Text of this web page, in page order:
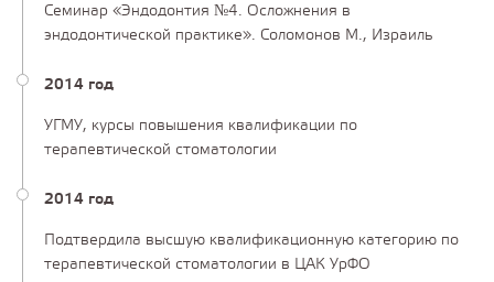
Семинар «Эндодонтия №4. Осложнения в
эндодонтической практике». Соломонов М., Израиль
2014 год
УГМУ, курсы повышения квалификации по
терапевтической стоматологии
2014 год
Подтвердила высшую квалификационную категорию по
терапевтической стоматологии в ЦАК УрФО